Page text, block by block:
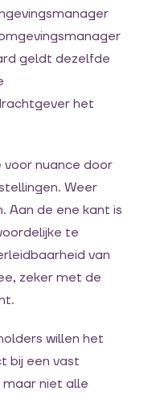
geldt dezelfde
het
nuance door
Weer
Aan de ene kant is
te
van
zeker met de
willen het
bij een vast
niet alle